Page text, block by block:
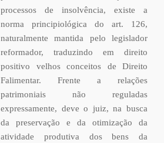
processos de insolvência, existe a
norma principiológica do art. 126,
naturalmente mantida pelo legislador
reformador, traduzindo em direito
positivo velhos conceitos de Direito
Falimentar. Frente a relações
patrimoniais não reguladas
expressamente, deve o juiz, na busca
da preservação e da otimização da
atividade produtiva dos bens da